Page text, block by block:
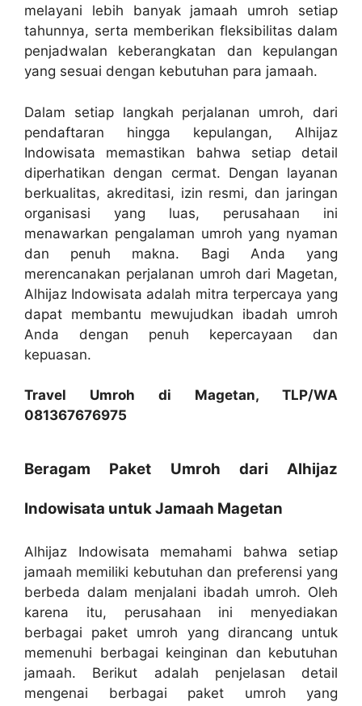
melayani lebih banyak jamaah umroh setiap
tahunnya, serta memberikan fleksibilitas dalam
penjadwalan keberangkatan dan kepulangan
yang sesuai dengan kebutuhan para jamaah.
Dalam setiap langkah perjalanan umroh, dari
pendaftaran hingga kepulangan, Alhijaz
Indowisata memastikan bahwa setiap detail
diperhatikan dengan cermat. Dengan layanan
berkualitas, akreditasi, izin resmi, dan jaringan
organisasi yang luas, perusahaan ini
menawarkan pengalaman umroh yang nyaman
dan penuh makna. Bagi Anda yang
merencanakan perjalanan umroh dari Magetan,
Alhijaz Indowisata adalah mitra terpercaya yang
dapat membantu mewujudkan ibadah umroh
Anda dengan penuh kepercayaan dan
kepuasan.
Travel Umroh di Magetan, TLP/WA
081367676975
Beragam Paket Umroh dari Alhijaz
Indowisata untuk Jamaah Magetan
Alhijaz Indowisata memahami bahwa setiap
jamaah memiliki kebutuhan dan preferensi yang
berbeda dalam menjalani ibadah umroh. Oleh
karena itu, perusahaan ini menyediakan
berbagai paket umroh yang dirancang untuk
memenuhi berbagai keinginan dan kebutuhan
jamaah. Berikut adalah penjelasan detail
mengenai berbagai paket umroh yang